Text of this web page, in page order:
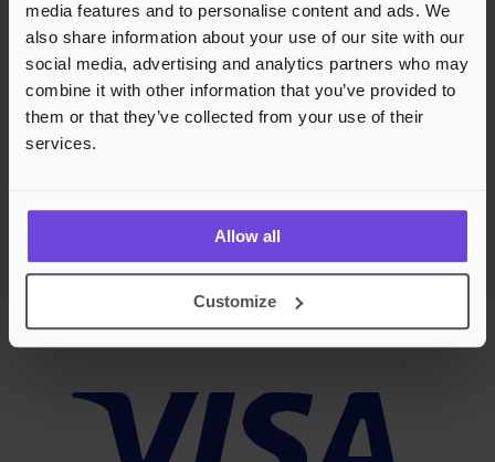
media features and to personalise content and ads. We
also share information about your use of our site with our
social media, advertising and analytics partners who may
combine it with other information that you’ve provided to
them or that they’ve collected from your use of their
services.
Allow all
Customize
Juridisk
Personvern
Cookies
Region Norge Danmark Sverige Tyskland Global
Språk Norsk
Rask og sikker betalingsbehandling